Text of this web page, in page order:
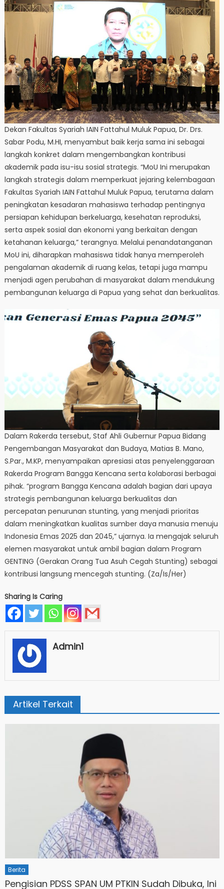
Dekan Fakultas Syariah IAIN Fattahul Muluk Papua, Dr. Drs.
Sabar Podu, M.HI, menyambut baik kerja sama ini sebagai
langkah konkret dalam mengembangkan kontribusi
akademik pada isu-isu sosial strategis. “MoU Ini merupakan
langkah strategis dalam memperkuat jejaring kelembagaan
Fakultas Syariah IAIN Fattahul Muluk Papua, terutama dalam
peningkatan kesadaran mahasiswa terhadap pentingnya
persiapan kehidupan berkeluarga, kesehatan reproduksi,
serta aspek sosial dan ekonomi yang berkaitan dengan
ketahanan keluarga,” terangnya. Melalui penandatanganan
MoU ini, diharapkan mahasiswa tidak hanya memperoleh
pengalaman akademik di ruang kelas, tetapi juga mampu
menjadi agen perubahan di masyarakat dalam mendukung
pembangunan keluarga di Papua yang sehat dan berkualitas.
Dalam Rakerda tersebut, Staf Ahli Gubernur Papua Bidang
Pengembangan Masyarakat dan Budaya, Matias B. Mano,
S.Par., M.KP, menyampaikan apresiasi atas penyelenggaraan
Rakerda Program Bangga Kencana serta kolaborasi berbagai
pihak. “program Bangga Kencana adalah bagian dari upaya
strategis pembangunan keluarga berkualitas dan
percepatan penurunan stunting, yang menjadi prioritas
dalam meningkatkan kualitas sumber daya manusia menuju
Indonesia Emas 2025 dan 2045,” ujarnya. Ia mengajak seluruh
elemen masyarakat untuk ambil bagian dalam Program
GENTING (Gerakan Orang Tua Asuh Cegah Stunting) sebagai
kontribusi langsung mencegah stunting. (Za/Is/Her)
Sharing Is Caring
Admin1
Artikel Terkait
Berita
Pengisian PDSS SPAN UM PTKIN Sudah Dibuka, Ini